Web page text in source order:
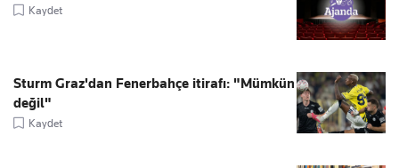
Kaydet
Sturm Graz'dan Fenerbahçe itirafı: "Mümkün
değil"
Kaydet